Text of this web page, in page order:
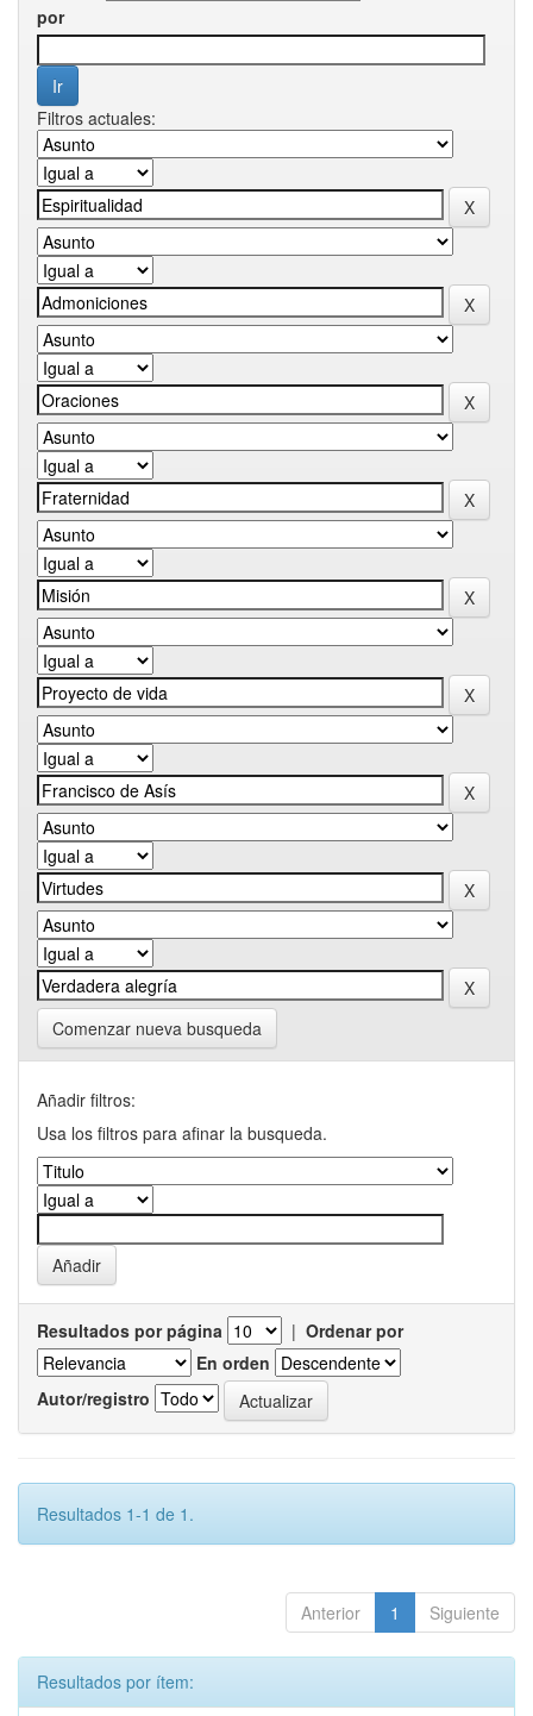
por
Filtros actuales:
Comenzar nueva busqueda
Añadir filtros:
Usa los filtros para afinar la busqueda.
Resultados por página | Ordenar por
En orden
Autor/registro
Resultados 1-1 de 1.
Anterior 1 Siguiente
Resultados por ítem: